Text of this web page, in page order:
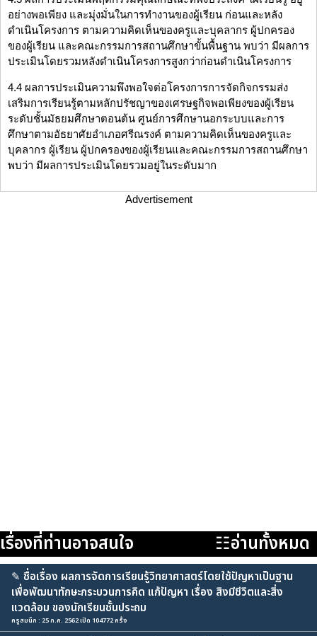
อย่างพอเพียง และมุ่งมั่นในการทำงานของผู้เรียน ก่อนและหลัง
ดำเนินโครงการ ตามความคิดเห็นของครูและบุคลากร ผู้ปกครอง
ของผู้เรียน และคณะกรรมการสถานศึกษาขั้นพื้นฐาน พบว่า มีผลการ
ประเมินโดยรวมหลังดำเนินโครงการสูงกว่าก่อนดำเนินโครงการ
4.4 ผลการประเมินความพึงพอใจต่อโครงการการจัดกิจกรรมส่ง
เสริมการเรียนรู้ตามหลักปรัชญาของเศรษฐกิจพอเพียงของผู้เรียน
ระดับชั้นมัธยมศึกษาตอนต้น ศูนย์การศึกษานอกระบบและการ
ศึกษาตามอัธยาศัยอำเภอศรีณรงค์ ตามความคิดเห็นของครูและ
บุคลากร ผู้เรียน ผู้ปกครองของผู้เรียนและคณะกรรมการสถานศึกษา
พบว่า มีผลการประเมินโดยรวมอยู่ในระดับมาก
Advertisement
เรื่องที่ท่านอาจสนใจ ☷อ่านทั้งหมด
✎ ชื่อเรื่อง ผลการจัดการเรียนรู้วิทยาศาสตร์โดยใช้ปัญหาเป็นฐาน
เพื่อพัฒนาทักษะกระบวนการคิด แก้ปัญหา เรื่อง สิงมีชีวิตและสิ่ง
แวดล้อม ของนักเรียนชั้นประถม
ครูสมนึก : 25 ก.ค. 2562 เปิด 104772 ครั้ง